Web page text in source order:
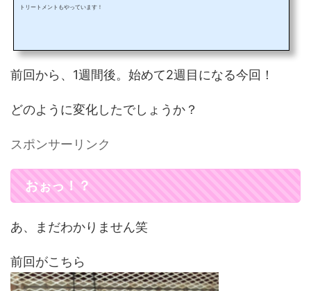
トリートメントもやっています！
前回から、1週間後。始めて2週目になる今回！
どのように変化したでしょうか？
スポンサーリンク
おぉっ！？
あ、まだわかりません笑
前回がこちら